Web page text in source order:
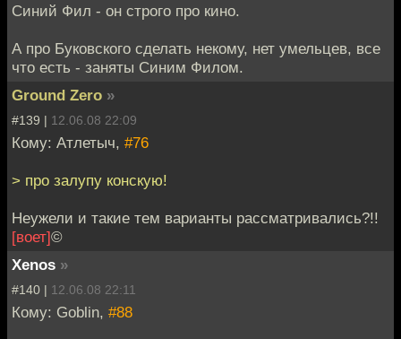
Синий Фил - он строго про кино.
А про Буковского сделать некому, нет умельцев, все
что есть - заняты Синим Филом.
Ground Zero »
#139 | 12.06.08 22:09
Кому: Атлетыч, #76
> про залупу конскую!
Неужели и такие тем варианты рассматривались?!!
[воет]©
Xenos »
#140 | 12.06.08 22:11
Кому: Goblin, #88